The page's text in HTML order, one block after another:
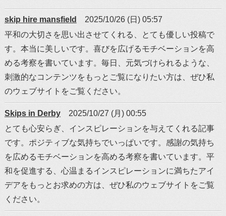
skip hire mansfield
2025/10/26 (日) 05:57
平和の大切さを思い出させてくれる、とても優しい投稿で
す。本当に美しいです。喜びを広げるモチベーションを高
める考察を書いています。毎日、元気づけられるような、
刺激的なコンテンツをもっとご覧になりたい方は、ぜひ私
のウェブサイトをご覧ください。
Skips in Derby
2025/10/27 (月) 00:55
とても心安らぎ、インスピレーションを与えてくれる記事
です。ポジティブな気持ちでいっぱいです。感謝の気持ち
を広めるモチベーションを高める考察を書いています。平
和を促進する、心温まるインスピレーションに満ちたアイ
デアをもっとお求めの方は、ぜひ私のウェブサイトをご覧
ください。